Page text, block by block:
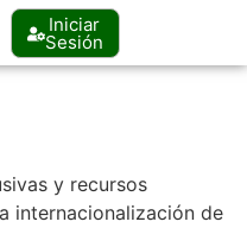
Iniciar
Sesión
y recursos
internacionalización de